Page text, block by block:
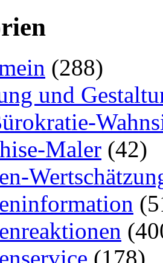
(288)
und
Maler (42)
(178)